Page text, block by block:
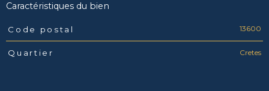
Caractéristiques du bien
Caractéristiques Valeurs
Code postal 13600
Quartier Cretes